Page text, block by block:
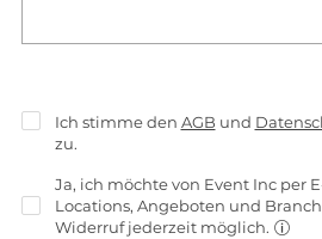
Ich stimme den AGB und
zu.
Ja, ich möchte von Event Inc per
Locations, Angeboten und
Widerruf jederzeit möglich.